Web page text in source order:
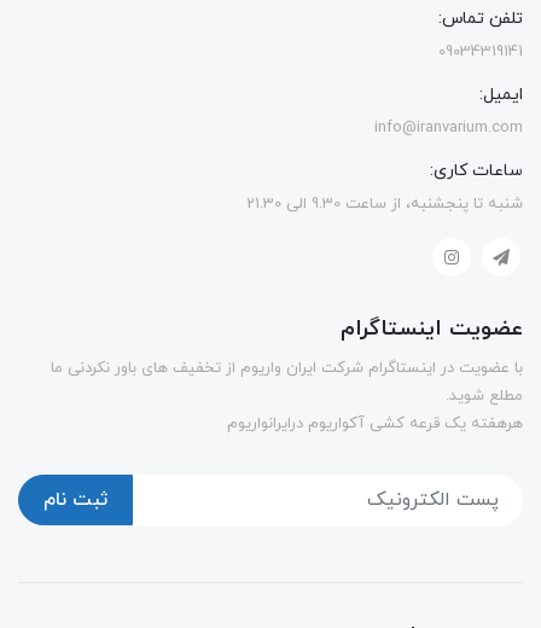
تلفن تماس:
09034319141
ایمیل:
info@iranvarium.com
ساعات کاری:
شنبه تا پنجشنبه، از ساعت 9.30 الی 21.30
عضویت اینستاگرام
با عضویت در اینستاگرام شرکت ایران واریوم از تخفیف های باور نکردنی ما
مطلع شوید.
هرهفته یک قرعه کشی آکواریوم درایرانواریوم
ثبت نام